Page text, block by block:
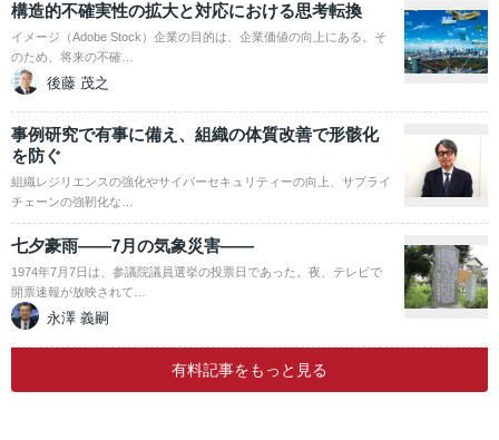
構造的不確実性の拡大と対応における思考転換
イメージ（Adobe Stock）企業の目的は、企業価値の向上にある。そ
のため、将来の不確…
後藤 茂之
事例研究で有事に備え、組織の体質改善で形骸化
を防ぐ
組織レジリエンスの強化やサイバーセキュリティーの向上、サプライ
チェーンの強靭化な…
七夕豪雨――7月の気象災害――
1974年7月7日は、参議院議員選挙の投票日であった。夜、テレビで
開票速報が放映されて…
永澤 義嗣
有料記事をもっと見る